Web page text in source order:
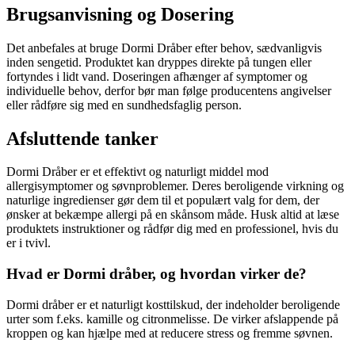
Brugsanvisning og Dosering
Det anbefales at bruge Dormi Dråber efter behov, sædvanligvis
inden sengetid. Produktet kan dryppes direkte på tungen eller
fortyndes i lidt vand. Doseringen afhænger af symptomer og
individuelle behov, derfor bør man følge producentens angivelser
eller rådføre sig med en sundhedsfaglig person.
Afsluttende tanker
Dormi Dråber er et effektivt og naturligt middel mod
allergisymptomer og søvnproblemer. Deres beroligende virkning og
naturlige ingredienser gør dem til et populært valg for dem, der
ønsker at bekæmpe allergi på en skånsom måde. Husk altid at læse
produktets instruktioner og rådfør dig med en professionel, hvis du
er i tvivl.
Hvad er Dormi dråber, og hvordan virker de?
Dormi dråber er et naturligt kosttilskud, der indeholder beroligende
urter som f.eks. kamille og citronmelisse. De virker afslappende på
kroppen og kan hjælpe med at reducere stress og fremme søvnen.